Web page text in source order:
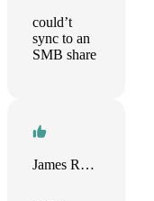
could’t
sync to an
SMB share
James Rodriguez